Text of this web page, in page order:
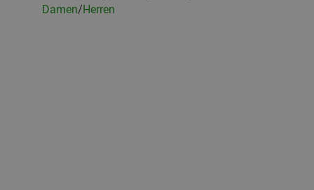
Damen/Herren